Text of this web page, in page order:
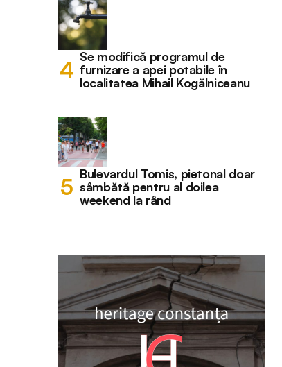
Se modifică programul de
furnizare a apei potabile în
localitatea Mihail Kogălniceanu
Bulevardul Tomis, pietonal doar
sâmbătă pentru al doilea
weekend la rând